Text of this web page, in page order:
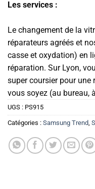
Les services :
Le changement de la
réparateurs agréés et
casse et oxydation) en
réparation. Sur Lyon,
super coursier pour une
vous soyez (au bureau,
UGS : PS915
Catégories : Samsung Trend